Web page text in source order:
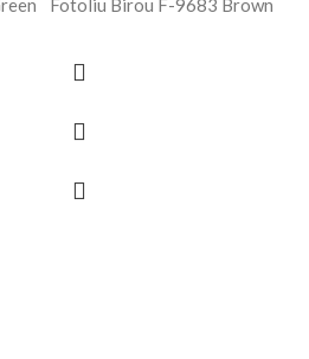
Fotoliu Birou F-9683 Brown